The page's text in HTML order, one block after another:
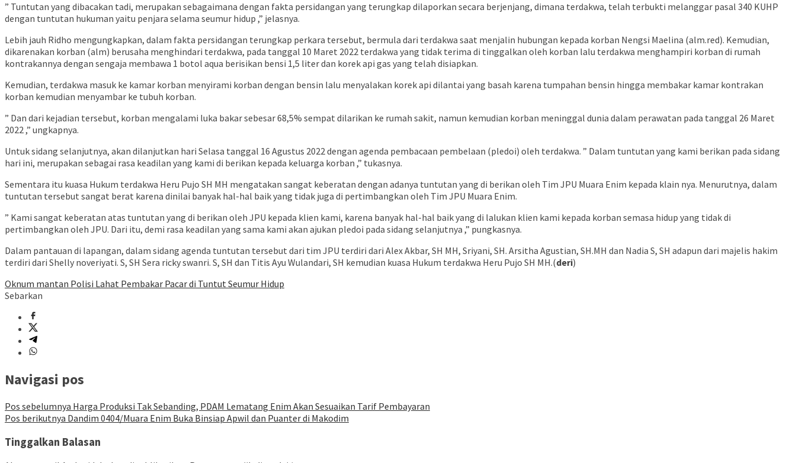
” Tuntutan yang dibacakan tadi, merupakan sebagaimana dengan fakta persidangan yang terungkap dilaporkan secara berjenjang, dimana terdakwa, telah terbukti melanggar pasal 340 KUHP
dengan tuntutan hukuman yaitu penjara selama seumur hidup ,” jelasnya.
Lebih jauh Ridho mengungkapkan, dalam fakta persidangan terungkap perkara tersebut, bermula dari terdakwa saat menjalin hubungan kepada korban Nengsi Maelina (alm.red). Kemudian,
dikarenakan korban (alm) berusaha menghindari terdakwa, pada tanggal 10 Maret 2022 terdakwa yang tidak terima di tinggalkan oleh korban lalu terdakwa menghampiri korban di rumah
kontrakannya dengan sengaja membawa 1 botol aqua berisikan bensi 1,5 liter dan korek api gas yang telah disiapkan.
Kemudian, terdakwa masuk ke kamar korban menyirami korban dengan bensin lalu menyalakan korek api dilantai yang basah karena tumpahan bensin hingga membakar kamar kontrakan
korban kemudian menyambar ke tubuh korban.
” Dan dari kejadian tersebut, korban mengalami luka bakar sebesar 68,5% sempat dilarikan ke rumah sakit, namun kemudian korban meninggal dunia dalam perawatan pada tanggal 26 Maret
2022 ,” ungkapnya.
Untuk sidang selanjutnya, akan dilanjutkan hari Selasa tanggal 16 Agustus 2022 dengan agenda pembacaan pembelaan (pledoi) oleh terdakwa. ” Dalam tuntutan yang kami berikan pada sidang
hari ini, merupakan sebagai rasa keadilan yang kami di berikan kepada keluarga korban ,” tukasnya.
Sementara itu kuasa Hukum terdakwa Heru Pujo SH MH mengatakan sangat keberatan dengan adanya tuntutan yang di berikan oleh Tim JPU Muara Enim kepada klain nya. Menurutnya, dalam
tuntutan tersebut sangat berat karena dinilai banyak hal-hal baik yang tidak juga di pertimbangkan oleh Tim JPU Muara Enim.
” Kami sangat keberatan atas tuntutan yang di berikan oleh JPU kepada klien kami, karena banyak hal-hal baik yang di lalukan klien kami kepada korban semasa hidup yang tidak di
pertimbangkan oleh JPU. Dari itu, demi rasa keadilan yang sama kami akan ajukan pledoi pada sidang selanjutnya ,” pungkasnya.
Dalam pantauan di lapangan, dalam sidang agenda tuntutan tersebut dari tim JPU terdiri dari Alex Akbar, SH MH, Sriyani, SH. Arsitha Agustian, SH.MH dan Nadia S, SH adapun dari majelis hakim
terdiri dari Shelly noveriyati. S, SH Sera ricky swanri. S, SH dan Titis Ayu Wulandari, SH kemudian kuasa Hukum terdakwa Heru Pujo SH MH.(deri)
Oknum mantan Polisi Lahat Pembakar Pacar di Tuntut Seumur Hidup
Sebarkan
Navigasi pos
Pos sebelumnya Harga Produksi Tak Sebanding, PDAM Lematang Enim Akan Sesuaikan Tarif Pembayaran
Pos berikutnya Dandim 0404/Muara Enim Buka Binsiap Apwil dan Puanter di Makodim
Tinggalkan Balasan